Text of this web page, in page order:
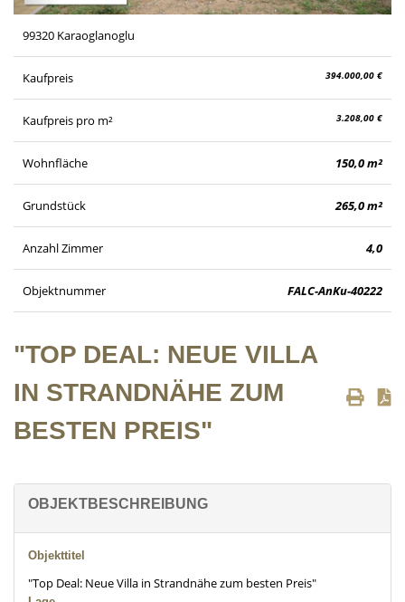
99320 Karaoglanoglu
Kaufpreis 394.000,00 €
Kaufpreis pro m² 3.208,00 €
Wohnfläche 150,0 m²
Grundstück 265,0 m²
Anzahl Zimmer 4,0
Objektnummer FALC-AnKu-40222
"TOP DEAL: NEUE VILLA
IN STRANDNÄHE ZUM
BESTEN PREIS"
OBJEKTBESCHREIBUNG
Objekttitel
"Top Deal: Neue Villa in Strandnähe zum besten Preis"